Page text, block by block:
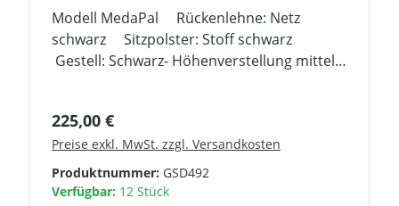
Modell MedaPal Rückenlehne: Netz
schwarz Sitzpolster: Stoff schwarz
Gestell: Schwarz- Höhenverstellung mittels
Rückenlehne individuell einstellbar-
Gebrauchtmöbel -
Regulärer Preis:
225,00 €
Preise exkl. MwSt. zzgl. Versandkosten
Produktnummer: GSD492
Verfügbar: 12 Stück